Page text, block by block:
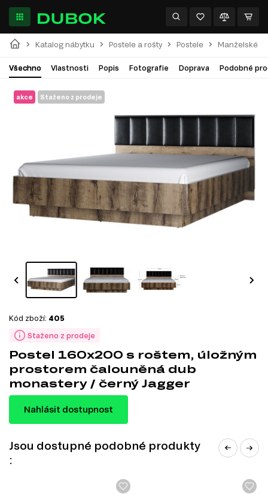
Katalog nábytku Postele a rošty Postele Manželské
Všechno Vlastnosti Popis Fotografie Doprava Podobné
akce Staženo z prodeje
Staženo z prodeje
Kód zboží: 405
Postel 160x200 s roštem, úložným
prostorem čalouněná dub
monastery / černý Jagger
Nahlásit dostupnost
Jsou dostupné podobné produkty
: